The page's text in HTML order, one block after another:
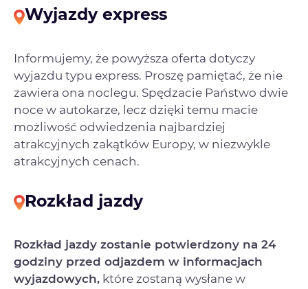
Wyjazdy express
Informujemy, że powyższa oferta dotyczy
wyjazdu typu express. Proszę pamiętać, że nie
zawiera ona noclegu. Spędzacie Państwo dwie
noce w autokarze, lecz dzięki temu macie
możliwość odwiedzenia najbardziej
atrakcyjnych zakątków Europy, w niezwykle
atrakcyjnych cenach.
Rozkład jazdy
Rozkład jazdy zostanie potwierdzony na 24
godziny przed odjazdem w informacjach
wyjazdowych, które zostaną wysłane w